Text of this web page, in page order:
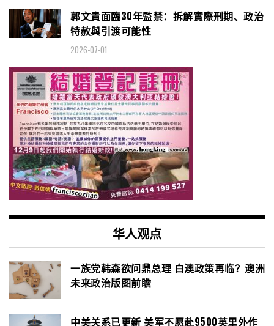
郭文貴面臨30年監禁：拆解實際刑期、政治
特赦與引渡可能性
2026-07-01
华人观点
一族党韩森欲问鼎总理 白澳政策再临？澳洲
未来政治版图前瞻
中美关系已更新 美军不愿赴9500英里外作